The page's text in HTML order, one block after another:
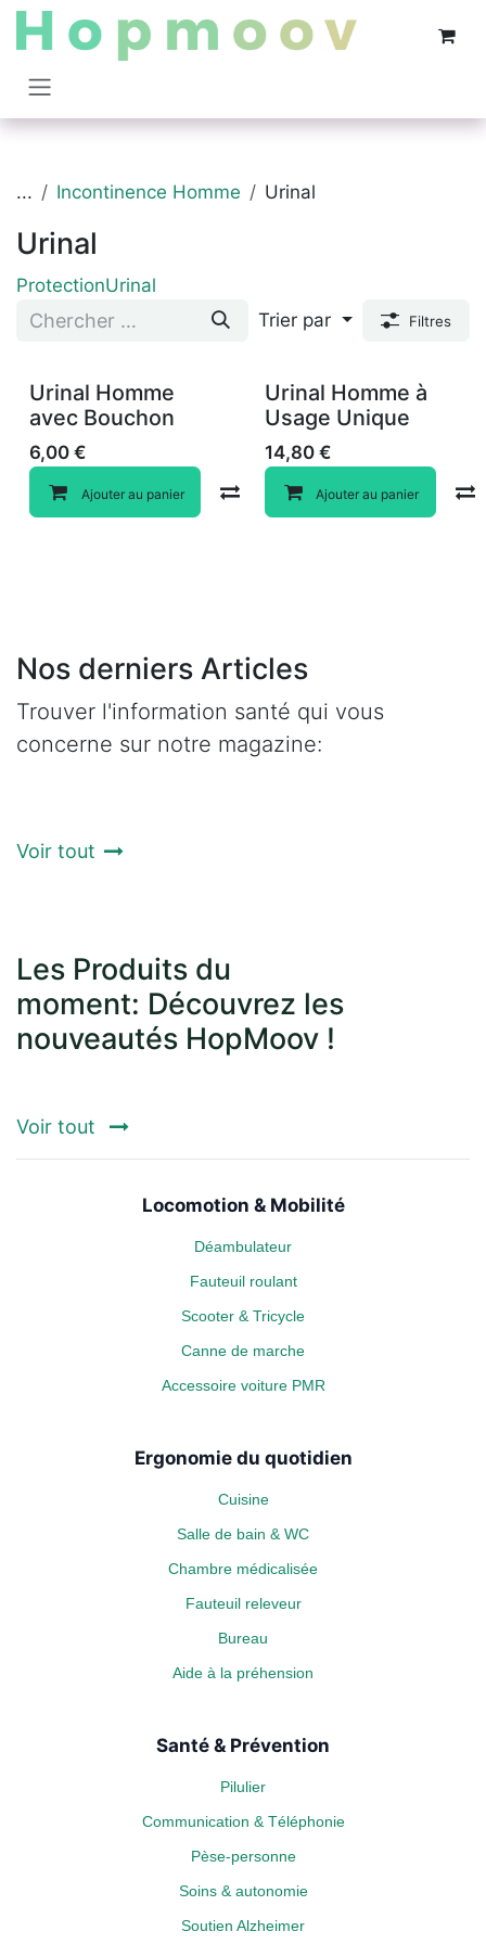
Se rendre au contenu
... Incontinence Homme Urinal
Urinal
ProtectionUrinal
Trier par
Filtres
Urinal Homme
avec Bouchon
6,00 €
Ajouter au panier Compare
Urinal Homme à
Usage Unique
14,80€
Ajouter au panier
Nos derniers Articles
Trouver l'information santé qui vous
concerne sur notre magazine:
Voir tout
Les Produits du
moment: Découvrez les
nouveautés HopMoov !
Voir tout
Locomotion & Mobilité
Déambulateur
Fauteuil roulant
Scooter & Tricycle
Canne de marche
Accessoire voiture PMR
Ergonomie du quotidien
Cuisine
Salle de bain & WC
Chambre médicalisée
Fauteuil releveur
Bureau
Aide à la préhension
Santé & Prévention
Pilulier
Communication & Téléphonie
Pèse-personne
Soins & autonomie
Soutien Alzheimer